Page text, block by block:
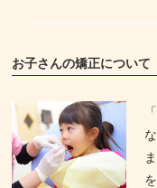
お子さんの矯正について